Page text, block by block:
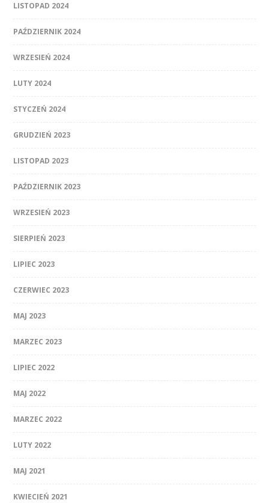
LISTOPAD 2024
PAŹDZIERNIK 2024
WRZESIEŃ 2024
LUTY 2024
STYCZEŃ 2024
GRUDZIEŃ 2023
LISTOPAD 2023
PAŹDZIERNIK 2023
WRZESIEŃ 2023
SIERPIEŃ 2023
LIPIEC 2023
CZERWIEC 2023
MAJ 2023
MARZEC 2023
LIPIEC 2022
MAJ 2022
MARZEC 2022
LUTY 2022
MAJ 2021
KWIECIEŃ 2021